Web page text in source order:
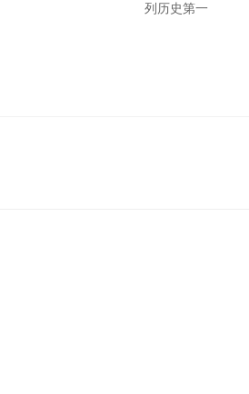
列历史第一